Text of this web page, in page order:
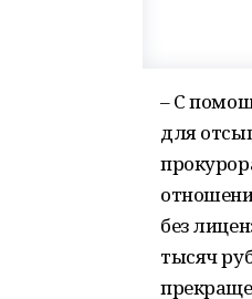
– С
для
без
тысяч